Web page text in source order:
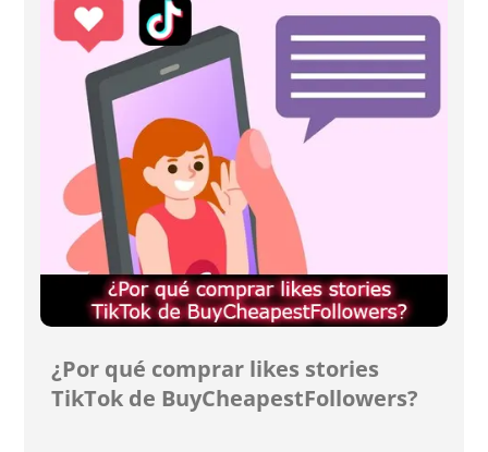
¿Por qué comprar likes stories
TikTok de BuyCheapestFollowers?